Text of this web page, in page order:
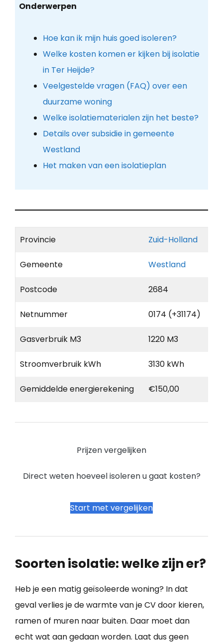
Onderwerpen
Hoe kan ik mijn huis goed isoleren?
Welke kosten komen er kijken bij isolatie
in Ter Heijde?
Veelgestelde vragen (FAQ) over een
duurzame woning
Welke isolatiematerialen zijn het beste?
Details over subsidie in gemeente
Westland
Het maken van een isolatieplan
Provincie Zuid-Holland
Gemeente Westland
Postcode 2684
Netnummer 0174 (+31174)
Gasverbruik M3 1220 M3
Stroomverbruik kWh 3130 kWh
Gemiddelde energierekening €150,00
Prijzen vergelijken
Direct weten hoeveel isoleren u gaat kosten?
Start met vergelijken
Soorten isolatie: welke zijn er?
Heb je een matig geïsoleerde woning? In dat
geval verlies je de warmte van je CV door kieren,
ramen of muren naar buiten. Daar moet dan
echt wat aan gedaan worden. Laat dus geen